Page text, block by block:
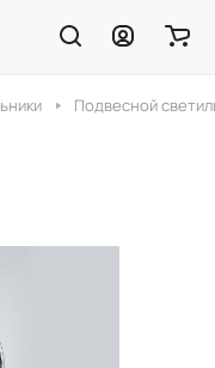
Подвесной